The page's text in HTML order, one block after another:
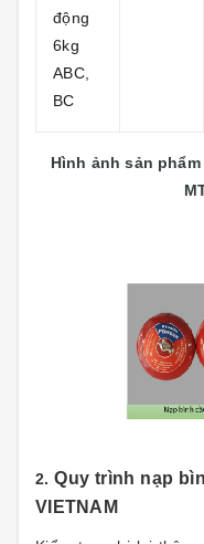
động
6kg
ABC,
BC
Hình ảnh sản
2.Quy trình nạp
VIETNAM